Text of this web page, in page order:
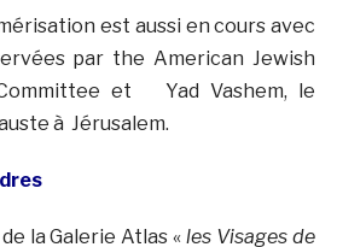
est aussi en cours avec
par the American Jewish
et Yad Vashem, le
à Jérusalem.
la Galerie Atlas «les Visages de